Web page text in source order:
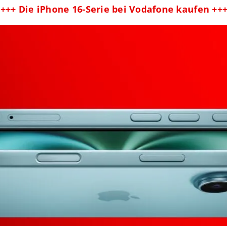
+++ Die iPhone 16-Serie bei Vodafone kaufen